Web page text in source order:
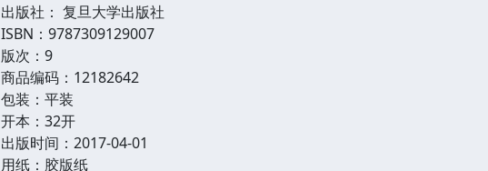
出版社： 复旦大学出版社
ISBN：9787309129007
版次：9
商品编码：12182642
包装：平装
开本：32开
出版时间：2017-04-01
用纸：胶版纸